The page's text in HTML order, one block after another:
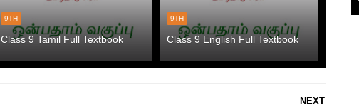
9TH
Class 9 Tamil Full Textbook
9TH
Class 9 English Full Textbook
NEXT